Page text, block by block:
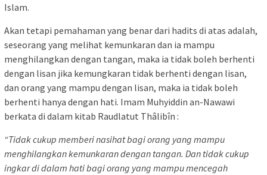
Islam.
Akan tetapi pemahaman yang benar dari hadits di atas adalah,
seseorang yang melihat kemunkaran dan ia mampu
menghilangkan dengan tangan, maka ia tidak boleh berhenti
dengan lisan jika kemungkaran tidak berhenti dengan lisan,
dan orang yang mampu dengan lisan, maka ia tidak boleh
berhenti hanya dengan hati. Imam Muhyiddin an-Nawawi
berkata di dalam kitab Raudlatut Thâlibîn :
“Tidak cukup memberi nasihat bagi orang yang mampu
menghilangkan kemunkaran dengan tangan. Dan tidak cukup
ingkar di dalam hati bagi orang yang mampu mencegah